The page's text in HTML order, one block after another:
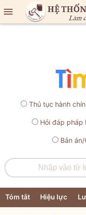

Thủ tục hành
Hỏi đáp pháp
Bản
Tóm tắt Hiệu lực